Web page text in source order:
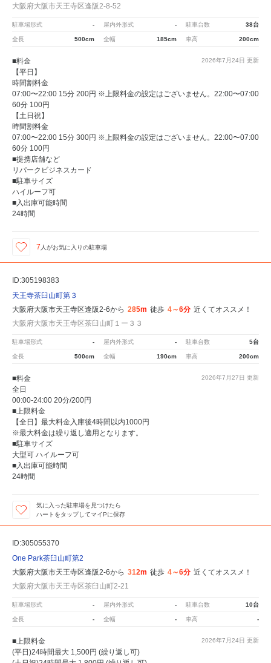
大阪府大阪市天王寺区逢阪2-8-52
駐車場形式 - 屋内外形式 - 駐車台数 38台
全長 500cm 全幅 185cm 車高 200cm
2026年7月24日 更新
■料金
【平日】
時間割料金
07:00〜22:00 15分 200円 ※上限料金の設定はございません。22:00〜07:00
60分 100円
【土日祝】
時間割料金
07:00〜22:00 15分 300円 ※上限料金の設定はございません。22:00〜07:00
60分 100円
■提携店舗など
リパークビジネスカード
■駐車サイズ
ハイルーフ可
■入出庫可能時間
24時間
7 人がお気に入りの駐車場
ID:305198383
天王寺茶臼山町第３
大阪府大阪市天王寺区逢阪2-6から 285m 徒歩 4～6分 近くてオススメ！
大阪府大阪市天王寺区茶臼山町１ー３３
駐車場形式 - 屋内外形式 - 駐車台数 5台
全長 500cm 全幅 190cm 車高 200cm
2026年7月27日 更新
■料金
全日
00:00-24:00 20分/200円
■上限料金
【全日】最大料金入庫後4時間以内1000円
※最大料金は繰り返し適用となります。
■駐車サイズ
大型可 ハイルーフ可
■入出庫可能時間
24時間
気に入った駐車場を見つけたら
ハートをタップしてマイPに保存
ID:305055370
One Park茶臼山町第2
大阪府大阪市天王寺区逢阪2-6から 312m 徒歩 4～6分 近くてオススメ！
大阪府大阪市天王寺区茶臼山町2-21
駐車場形式 - 屋内外形式 - 駐車台数 10台
全長 - 全幅 - 車高 -
2026年7月24日 更新
■上限料金
(平日)24時間最大 1,500円 (繰り返し可)